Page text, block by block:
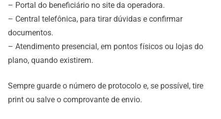
– Portal do beneficiário no site da operadora.
– Central telefônica, para tirar dúvidas e confirmar
documentos.
– Atendimento presencial, em pontos físicos ou lojas do
plano, quando existirem.
Sempre guarde o número de protocolo e, se possível, tire
print ou salve o comprovante de envio.